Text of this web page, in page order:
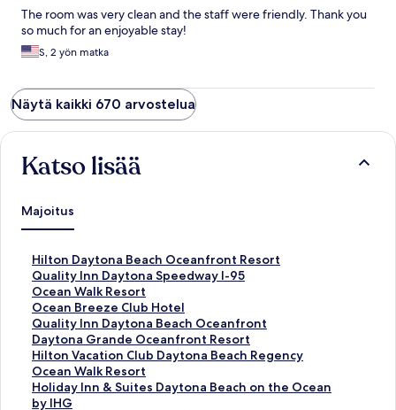
The room was very clean and the staff were friendly. Thank you
so much for an enjoyable stay!
S, 2 yön matka
Näytä kaikki 670 arvostelua
Katso lisää
Majoitus
Hilton Daytona Beach Oceanfront Resort
K
o
h
t
e
e
n
H
i
l
Quality Inn Daytona Speedway I-95
K
o
h
t
e
e
n
Q
u
Ocean Walk Resort
K
o
h
t
e
e
n
O
Ocean Breeze Club Hotel
K
o
h
t
e
e
n
Quality Inn Daytona Beach Oceanfront
K
o
h
t
e
e
Daytona Grande Oceanfront Resort
K
o
h
t
e
Hilton Vacation Club Daytona Beach Regency
K
o
h
t
Ocean Walk Resort
K
o
h
Holiday Inn & Suites Daytona Beach on the Ocean
by IHG
K
o